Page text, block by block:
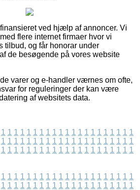
ved hjælp af annoncer. Vi
flere internet firmaer hvor vi
tilbud, og får honorar under
de besøgende på vores website
varer og e-handler værnes om ofte,
for reguleringer der kan være
af websitets data.
1 1 1 1 1 1 1 1 1 1 1 1 1 1 1 1 1 1 1 1 1
1 1 1 1 1 1 1 1 1 1 1 1 1 1 1 1 1 1 1 1 1
1 1 1 1 1 1 1 1 1 1 1 1 1 1 1 1 1 1 1 1 1
1 1 1 1 1 1 1 1 1 1 1 1 1 1 1 1 1 1 1 1 1
1 1 1 1 1 1 1 1 1 1 1 1 1 1 1 1 1 1 1 1 1